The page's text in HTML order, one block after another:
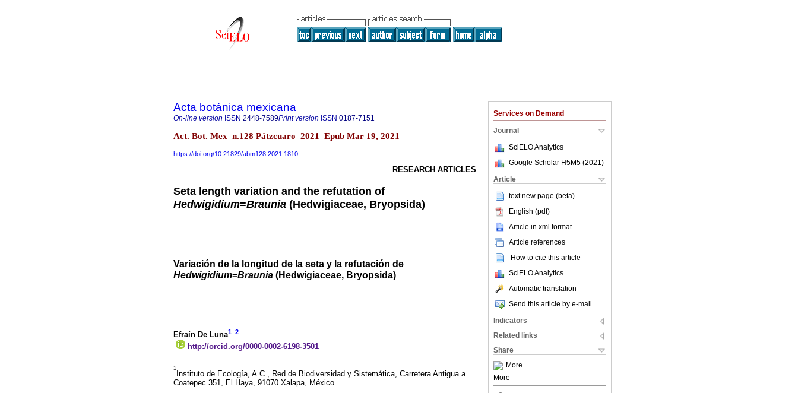
Services on Demand
Journal
SciELO Analytics
Google Scholar H5M5 (2021 )
Article
text new page (beta)
English (pdf)
Article in xml format
Article references
How to cite this article
SciELO Analytics
Automatic translation
Send this article by e-mail
Indicators
Related links
Share
More
More
Acta botánica mexicana
On-line version ISSN 2448-7589Print version ISSN 0187-7151
Act. Bot. Mex n.128 Pátzcuaro 2021 Epub Mar 19, 2021
https://doi.org/10.21829/abm128.2021.1810
RESEARCH ARTICLES
Seta length variation and the refutation of
Hedwigidium=Braunia (Hedwigiaceae, Bryopsida)
Variación de la longitud de la seta y la refutación de
Hedwigidium=Braunia (Hedwigiaceae, Bryopsida)
Efraín De Luna1 2
http://orcid.org/0000-0002-6198-3501
1
Instituto de Ecología, A.C., Red de Biodiversidad y Sistemática, Carretera Antigua a
Coatepec 351, El Haya, 91070 Xalapa, México.